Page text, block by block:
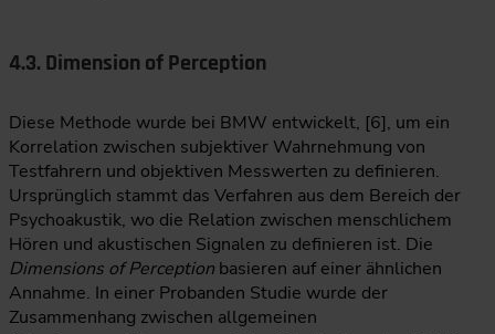
4.3. Dimension of Perception
Diese Methode wurde bei BMW entwickelt, [6], um ein
Korrelation zwischen subjektiver Wahrnehmung von
Testfahrern und objektiven Messwerten zu definieren.
Ursprünglich stammt das Verfahren aus dem Bereich der
Psychoakustik, wo die Relation zwischen menschlichem
Hören und akustischen Signalen zu definieren ist. Die
Dimensions of Perception basieren auf einer ähnlichen
Annahme. In einer Probanden Studie wurde der
Zusammenhang zwischen allgemeinen